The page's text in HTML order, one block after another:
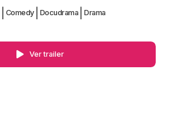
Comedy Docudrama Drama
Ver trailer